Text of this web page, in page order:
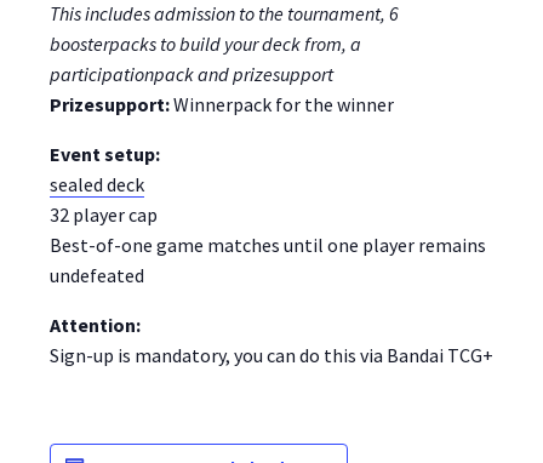
This includes admission to the tournament, 6
boosterpacks to build your deck from, a
participationpack and prizesupport
Prizesupport:Winnerpack for the winner
Event setup:
sealed deck
32 player cap
Best-of-one game matches until one player remains
undefeated
Attention:
Sign-up is mandatory, you can do this via Bandai TCG+